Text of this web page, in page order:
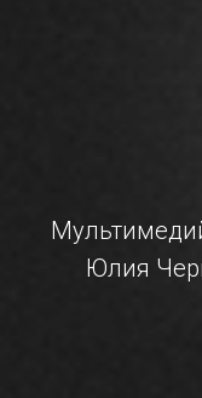
Юлия